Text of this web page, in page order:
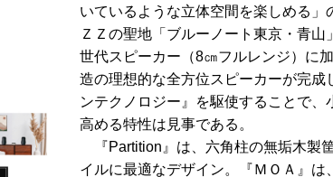
いているような立体空間を楽しめる」
ＺＺの聖地「ブルーノート東京・青
世代スピーカー（8㎝フルレンジ）に
造の理想的な全方位スピーカーが完成
ンテクノロジー』を駆使することで、
高める特性は見事である。
『Partition』は、六角柱の無垢木製
イルに最適なデザイン。『ＭＯＡ』は